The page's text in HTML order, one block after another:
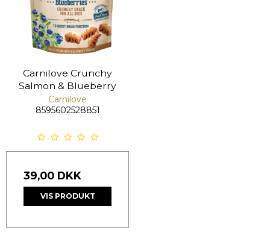
Carnilove Crunchy
Salmon & Blueberry
Carnilove
8595602528851
39,00 DKK
VIS PRODUKT